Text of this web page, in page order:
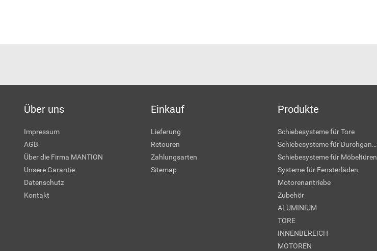
Über uns
Impressum
AGB
Über die Firma MANTION
Unsere Garantie
Datenschutz
Kontakt
Einkauf
Lieferung
Retouren
Zahlungsarten
Sitemap
Produkte
Schiebesysteme für Tore
Schiebesysteme für Durchgangstüren
Schiebesysteme für Möbeltüren
Systeme für Fensterläden
Motorenantriebe
Zubehör
ALUMINIUM
TORE
INNENBEREICH
MOTOREN